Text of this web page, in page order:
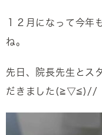
１２月になって今年
ね。
先日、院長先生とス
だきました(≧▽≦)//